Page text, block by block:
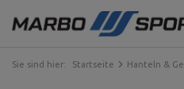
Sie sind hier: Startseite Hanteln &